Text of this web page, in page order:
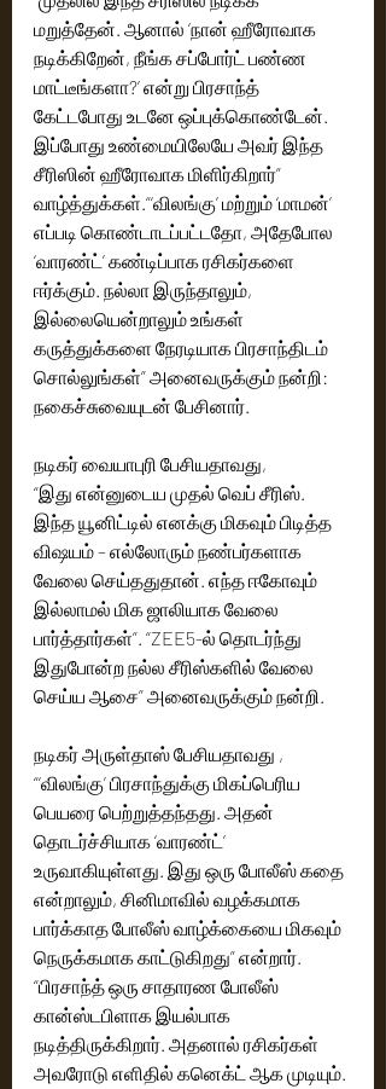
இயக்குநர் பிரசாந்த் பாண்டியராஜ் முதன்மைப்
பாத்திரத்தில் நடித்துள்ள இந்த சீரிஸின்
திரைக்கதையை பிரசாந்த் பாண்டியராஜ்,
விக்னேஷ் நடராஜன் உடன் இணைந்து
எழுதியுள்ளார். இந்த சீரிஸை விக்னேஷ்
நடராஜன் இயக்கியுள்ளார்.  வரும் 22 ஆம் தேதி
முதல் ZEE5 தளத்தில் வெளியாகவுள்ள
நிலையில், இந்த சீரிஸின் டிரெய்லர் அறிமுக
விழா, படக்குழுவினர் கலந்துகொள்ள,
பத்திரிக்கை ஊடக நண்பர்கள் முன்னிலையில்
கோலாகலமாக நடைபெற்றது.
இந்நிகழ்வினில்…  கதையின் நாயகனாக
அறிமுகமாகும் பிரபல இயக்குனர் பிரசாந்த்
பாண்டியராஜ் பேசியதாவது.., புரூஸ்லிக்குப்
பிறகு எதுவும் இல்லாத நேரத்தில் விலங்கு
செய்தோம். விலங்கு சீரிஸிற்கு நீங்கள் தந்த
ஆதரவுதான் எங்களுக்கு மிகப்பெரிய
வரவேற்பை பெற்று தந்தது நீங்கள் தான்.
விலங்கு போல இன்னொரு வாய்ப்பு எனக்கு
கிடைத்துள்ளது. இதில் நடிகராக
மாறியுள்ளேன். அதே ஆதரவை தருவீர்கள் என
நம்புகிறேன். என் குடும்பத்திற்கு, எனது
குழுவிற்கு, என் நண்பர்களுக்கு,
அனைவருக்கும் நன்றி.  இயக்குநர் விக்னேஷ்
நடராஜன் பேசியதாவது.., நான் படம் செய்வேன்
என நம்பியது என் பெற்றோரும், பிரசாந்தும்
தான். நானும் அவரும் சேர்ந்து எழுதியதுதான்
பிரசாந்தை நடிக்க வைத்தேன். ஒரு கோ-
டைரக்டர் போல என்னுடன் இருந்து உழைத்து
தந்தார். அதற்கு நன்றி. என் குரு பாண்டிராஜ்
சாருக்கு நன்றி. இந்த சீரிஸ் அனைவருக்கும்
பிடிக்கும் என நம்புகிறேன். இது என் முதல்
படைப்பு. அனைவரும் ஆதரவு தாருங்கள் நன்றி.
ZEE5 சீரிஸ் ஹெட் ஷாம் பேசியதாவது…
“ஒவ்வொரு மாதமும் ஒரு தரமான சீரிஸை
வெளியிட வேண்டும் என்ற நோக்கத்தோடு
நாங்கள் செயல்பட்டு வருகிறோம். சமீப
காலங்களில் ரசிகர்கள் கொடுத்த ஆதரவுக்கு
நன்றி. அந்த வரிசையில் ‘வாரண்ட்’ மிக
முக்கியமான சீரிஸாக அமைந்துள்ளது”.
‘விலங்கு’ ஒரு சிறிய சீரிஸாகத் தொடங்கியது.
மறுத்தேன். ஆனால் ‘நான் ஹீரோவாக
நடிக்கிறேன், நீங்க சப்போர்ட் பண்ண
மாட்டீங்களா?’ என்று பிரசாந்த்
கேட்டபோது உடனே ஒப்புக்கொண்டேன்.
இப்போது உண்மையிலேயே அவர் இந்த
சீரிஸின் ஹீரோவாக மிளிர்கிறார்”
வாழ்த்துக்கள்.“‘விலங்கு’ மற்றும் ‘மாமன்’
எப்படி கொண்டாடப்பட்டதோ, அதேபோல
‘வாரண்ட்’ கண்டிப்பாக ரசிகர்களை
ஈர்க்கும். நல்லா இருந்தாலும்,
இல்லையென்றாலும் உங்கள்
கருத்துக்களை நேரடியாக பிரசாந்திடம்
சொல்லுங்கள்” அனைவருக்கும் நன்றி:
நகைச்சுவையுடன் பேசினார்.
நடிகர் வையாபுரி பேசியதாவது,
“இது என்னுடைய முதல் வெப் சீரிஸ்.
இந்த யூனிட்டில் எனக்கு மிகவும் பிடித்த
விஷயம் – எல்லோரும் நண்பர்களாக
வேலை செய்ததுதான். எந்த ஈகோவும்
இல்லாமல் மிக ஜாலியாக வேலை
பார்த்தார்கள்”. “ZEE5-ல் தொடர்ந்து
இதுபோன்ற நல்ல சீரிஸ்களில் வேலை
செய்ய ஆசை” அனைவருக்கும் நன்றி.
நடிகர் அருள்தாஸ் பேசியதாவது ,
“‘விலங்கு’ பிரசாந்துக்கு மிகப்பெரிய
பெயரை பெற்றுத்தந்தது. அதன்
தொடர்ச்சியாக ‘வாரண்ட்’
உருவாகியுள்ளது. இது ஒரு போலீஸ் கதை
என்றாலும், சினிமாவில் வழக்கமாக
பார்க்காத போலீஸ் வாழ்க்கையை மிகவும்
நெருக்கமாக காட்டுகிறது” என்றார்.
“பிரசாந்த் ஒரு சாதாரண போலீஸ்
கான்ஸ்டபிளாக இயல்பாக
நடித்திருக்கிறார். அதனால் ரசிகர்கள்
அவரோடு எளிதில் கனெக்ட் ஆக முடியும்.